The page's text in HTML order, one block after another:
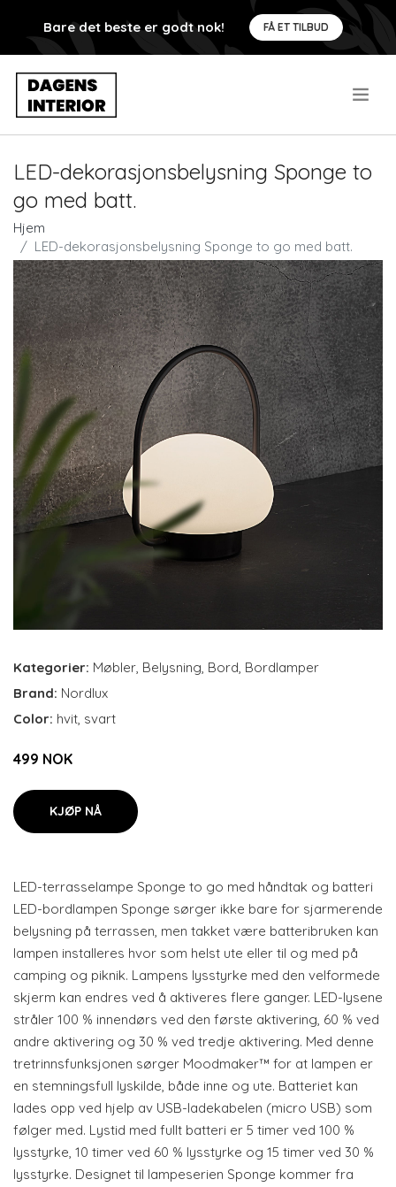
Bare det beste er godt nok! FÅ ET TILBUD
LED-dekorasjonsbelysning Sponge to
go med batt.
Hjem
LED-dekorasjonsbelysning Sponge to go med batt.
Kategorier: Møbler, Belysning, Bord, Bordlamper
Brand: Nordlux
Color: hvit, svart
499 NOK
KJØP NÅ
LED-terrasselampe Sponge to go med håndtak og batteri
LED-bordlampen Sponge sørger ikke bare for sjarmerende
belysning på terrassen, men takket være batteribruken kan
lampen installeres hvor som helst ute eller til og med på
camping og piknik. Lampens lysstyrke med den velformede
skjerm kan endres ved å aktiveres flere ganger. LED-lysene
stråler 100 % innendørs ved den første aktivering, 60 % ved
andre aktivering og 30 % ved tredje aktivering. Med denne
tretrinnsfunksjonen sørger Moodmaker™ for at lampen er
en stemningsfull lyskilde, både inne og ute. Batteriet kan
lades opp ved hjelp av USB-ladekabelen (micro USB) som
følger med. Lystid med fullt batteri er 5 timer ved 100 %
lysstyrke, 10 timer ved 60 % lysstyrke og 15 timer ved 30 %
lysstyrke. Designet til lampeserien Sponge kommer fra